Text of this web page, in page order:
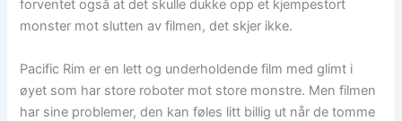
forventet også at det skulle dukke opp et kjempestort
monster mot slutten av filmen, det skjer ikke.
Pacific Rim er en lett og underholdende film med glimt i
øyet som har store roboter mot store monstre. Men filmen
har sine problemer, den kan føles litt billig ut når de tomme